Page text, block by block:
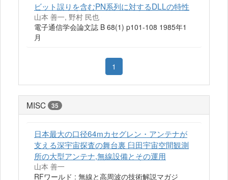
ビット誤りを含むPN系列に対するDLLの特性
山本 善一, 野村 民也
電子通信学会論文誌 B 68(1) p101-108 1985年1
月
1
MISC 35
日本最大の口径64mカセグレン・アンテナが
支える深宇宙探査の舞台裏 臼田宇宙空間観測
所の大型アンテナ,無線設備とその運用
山本 善一
RFワールド : 無線と高周波の技術解説マガジ